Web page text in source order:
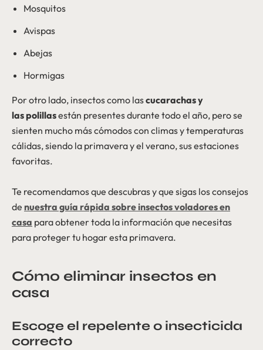
Mosquitos
Avispas
Abejas
Hormigas
Por otro lado, insectos como lascucarachas y
las polillasestán presentes durante todo el año, pero se
sienten mucho más cómodos con climas y temperaturas
cálidas, siendo la primavera y el verano, sus estaciones
favoritas.
Te recomendamos que descubras y que sigas los consejos
de nuestra guía rápida sobre insectos voladores en
casa para obtener toda la información que necesitas
para proteger tu hogar esta primavera.
Cómo eliminar insectos en
casa
Escoge el repelente o insecticida
correcto